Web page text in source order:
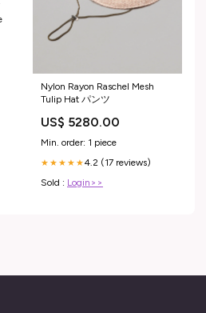
Nylon Rayon Raschel Mesh
Tulip Hat パンツ
US$ 5280.00
Min. order: 1 piece
★★★★★4.2 (17 reviews)
Sold : Login>>